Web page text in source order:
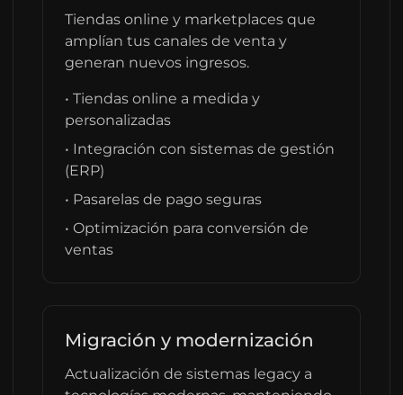
Tiendas online y marketplaces que
amplían tus canales de venta y
generan nuevos ingresos.
• Tiendas online a medida y
personalizadas
• Integración con sistemas de gestión
(ERP)
• Pasarelas de pago seguras
• Optimización para conversión de
ventas
Migración y modernización
Actualización de sistemas legacy a